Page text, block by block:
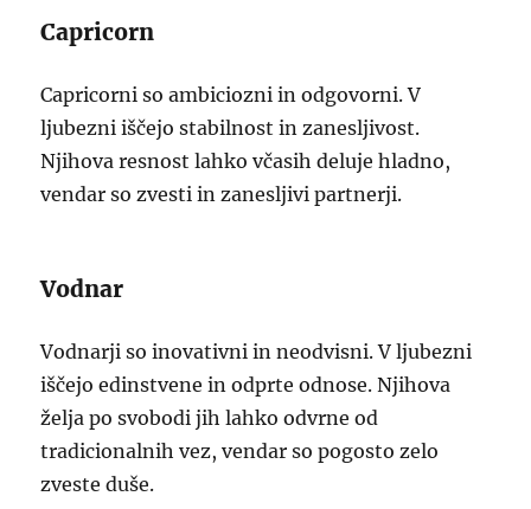
Capricorn
Capricorni so ambiciozni in odgovorni. V
ljubezni iščejo stabilnost in zanesljivost.
Njihova resnost lahko včasih deluje hladno,
vendar so zvesti in zanesljivi partnerji.
Vodnar
Vodnarji so inovativni in neodvisni. V ljubezni
iščejo edinstvene in odprte odnose. Njihova
želja po svobodi jih lahko odvrne od
tradicionalnih vez, vendar so pogosto zelo
zveste duše.